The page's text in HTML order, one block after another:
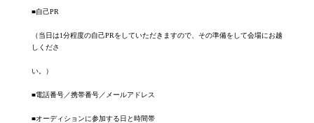
■自己PR
（当日は1分程度の自己PRをしていただきますので、その準備をして会場にお越
しくださ
い。）
■電話番号／携帯番号／メールアドレス
■オーディションに参加する日と時間帯